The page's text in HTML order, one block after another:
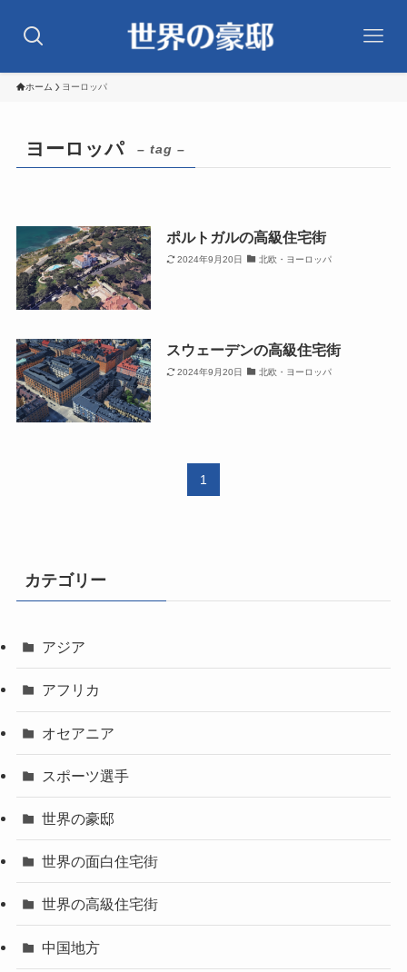
ホーム ヨーロッパ
ヨーロッパ – tag –
ポルトガルの高級住宅街
2024年9月20日 北欧・ヨーロッパ
スウェーデンの高級住宅街
2024年9月20日 北欧・ヨーロッパ
1
カテゴリー
アジア
アフリカ
オセアニア
スポーツ選手
世界の豪邸
世界の面白住宅街
世界の高級住宅街
中国地方